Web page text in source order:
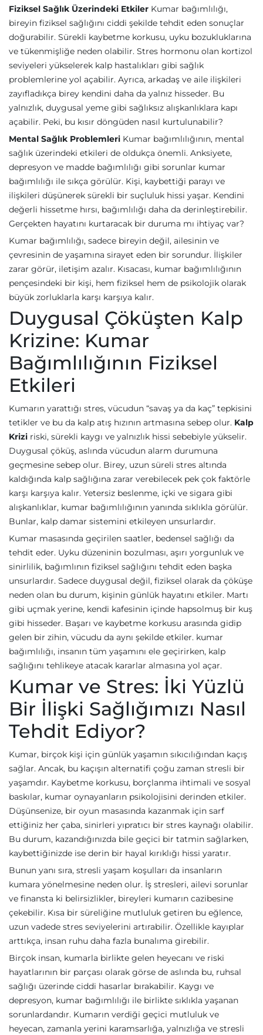
Fiziksel Sağlık Üzerindeki Etkiler Kumar bağımlılığı,
bireyin fiziksel sağlığını ciddi şekilde tehdit eden sonuçlar
doğurabilir. Sürekli kaybetme korkusu, uyku bozukluklarına
ve tükenmişliğe neden olabilir. Stres hormonu olan kortizol
seviyeleri yükselerek kalp hastalıkları gibi sağlık
problemlerine yol açabilir. Ayrıca, arkadaş ve aile ilişkileri
zayıfladıkça birey kendini daha da yalnız hisseder. Bu
yalnızlık, duygusal yeme gibi sağlıksız alışkanlıklara kapı
açabilir. Peki, bu kısır döngüden nasıl kurtulunabilir?
Mental Sağlık Problemleri Kumar bağımlılığının, mental
sağlık üzerindeki etkileri de oldukça önemli. Anksiyete,
depresyon ve madde bağımlılığı gibi sorunlar kumar
bağımlılığı ile sıkça görülür. Kişi, kaybettiği parayı ve
ilişkileri düşünerek sürekli bir suçluluk hissi yaşar. Kendini
değerli hissetme hırsı, bağımlılığı daha da derinleştirebilir.
Gerçekten hayatını kurtaracak bir duruma mı ihtiyaç var?
Kumar bağımlılığı, sadece bireyin değil, ailesinin ve
çevresinin de yaşamına sirayet eden bir sorundur. İlişkiler
zarar görür, iletişim azalır. Kısacası, kumar bağımlılığının
pençesindeki bir kişi, hem fiziksel hem de psikolojik olarak
büyük zorluklarla karşı karşıya kalır.
Duygusal Çöküşten Kalp
Krizine: Kumar
Bağımlılığının Fiziksel
Etkileri
Kumarın yarattığı stres, vücudun “savaş ya da kaç” tepkisini
tetikler ve bu da kalp atış hızının artmasına sebep olur. Kalp
Krizi riski, sürekli kaygı ve yalnızlık hissi sebebiyle yükselir.
Duygusal çöküş, aslında vücudun alarm durumuna
geçmesine sebep olur. Birey, uzun süreli stres altında
kaldığında kalp sağlığına zarar verebilecek pek çok faktörle
karşı karşıya kalır. Yetersiz beslenme, içki ve sigara gibi
alışkanlıklar, kumar bağımlılığının yanında sıklıkla görülür.
Bunlar, kalp damar sistemini etkileyen unsurlardır.
Kumar masasında geçirilen saatler, bedensel sağlığı da
tehdit eder. Uyku düzeninin bozulması, aşırı yorgunluk ve
sinirlilik, bağımlının fiziksel sağlığını tehdit eden başka
unsurlardır. Sadece duygusal değil, fiziksel olarak da çöküşe
neden olan bu durum, kişinin günlük hayatını etkiler. Martı
gibi uçmak yerine, kendi kafesinin içinde hapsolmuş bir kuş
gibi hisseder. Başarı ve kaybetme korkusu arasında gidip
gelen bir zihin, vücudu da aynı şekilde etkiler. kumar
bağımlılığı, insanın tüm yaşamını ele geçirirken, kalp
sağlığını tehlikeye atacak kararlar almasına yol açar.
Kumar ve Stres: İki Yüzlü
Bir İlişki Sağlığımızı Nasıl
Tehdit Ediyor?
Kumar, birçok kişi için günlük yaşamın sıkıcılığından kaçış
sağlar. Ancak, bu kaçışın alternatifi çoğu zaman stresli bir
yaşamdır. Kaybetme korkusu, borçlanma ihtimali ve sosyal
baskılar, kumar oynayanların psikolojisini derinden etkiler.
Düşünsenize, bir oyun masasında kazanmak için sarf
ettiğiniz her çaba, sinirleri yıpratıcı bir stres kaynağı olabilir.
Bu durum, kazandığınızda bile geçici bir tatmin sağlarken,
kaybettiğinizde ise derin bir hayal kırıklığı hissi yaratır.
Bunun yanı sıra, stresli yaşam koşulları da insanların
kumara yönelmesine neden olur. İş stresleri, ailevi sorunlar
ve finansta ki belirsizlikler, bireyleri kumarın cazibesine
çekebilir. Kısa bir süreliğine mutluluk getiren bu eğlence,
uzun vadede stres seviyelerini artırabilir. Özellikle kayıplar
arttıkça, insan ruhu daha fazla bunalıma girebilir.
Birçok insan, kumarla birlikte gelen heyecanı ve riski
hayatlarının bir parçası olarak görse de aslında bu, ruhsal
sağlığı üzerinde ciddi hasarlar bırakabilir. Kaygı ve
depresyon, kumar bağımlılığı ile birlikte sıklıkla yaşanan
sorunlardandır. Kumarın verdiği geçici mutluluk ve
heyecan, zamanla yerini karamsarlığa, yalnızlığa ve stresli